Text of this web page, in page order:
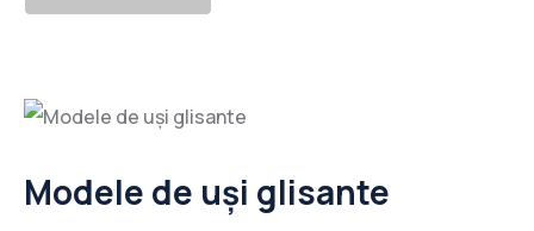
Modele de uși glisante